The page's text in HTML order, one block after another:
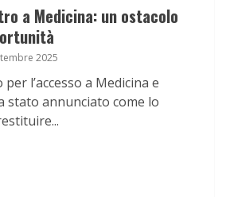
a Medicina: un ostacolo
2025
l’accesso a Medicina e
stato annunciato come lo